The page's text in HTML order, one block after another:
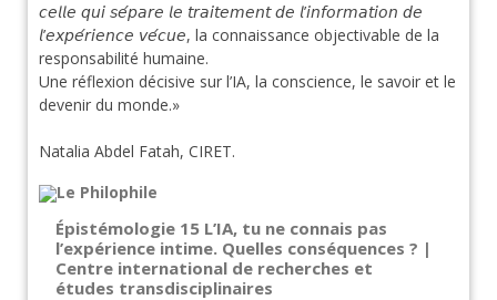
𝘤𝘦𝘭𝘭𝘦 𝘲𝘶𝘪 𝘴𝘦́𝘱𝘢𝘳𝘦 𝘭𝘦 𝘵𝘳𝘢𝘪𝘵𝘦𝘮𝘦𝘯𝘵 𝘥𝘦 𝘭’𝘪𝘯𝘧𝘰𝘳𝘮𝘢𝘵𝘪𝘰𝘯 𝘥𝘦
𝘭’𝘦𝘹𝘱𝘦́𝘳𝘪𝘦𝘯𝘤𝘦 𝘷𝘦́𝘤𝘶𝘦, la connaissance objectivable de la
responsabilité humaine.
Une réflexion décisive sur l’IA, la conscience, le savoir et le
devenir du monde.»
Natalia Abdel Fatah, CIRET.
Épistémologie 15 L’IA, tu ne connais pas
l’expérience intime. Quelles conséquences ? |
Centre international de recherches et
études transdisciplinaires